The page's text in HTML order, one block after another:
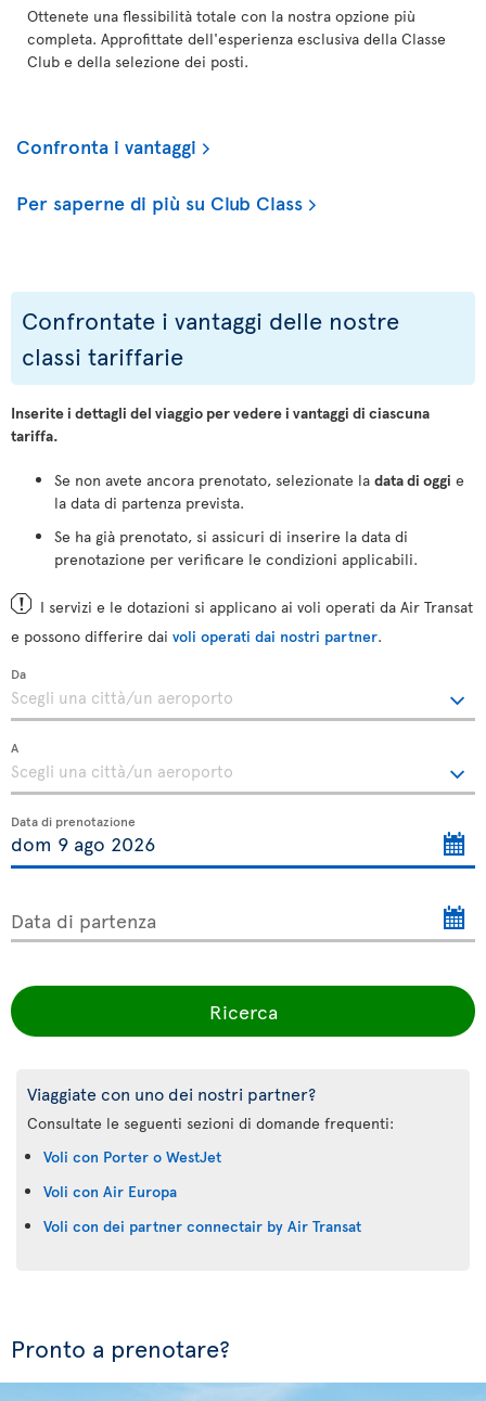
Ottenete una flessibilità totale con la nostra opzione più
completa. Approfittate dell'esperienza esclusiva della Classe
Club e della selezione dei posti.
Confronta i vantaggi
Per saperne di più su Club Class
Confrontate i vantaggi delle nostre
classi tariffarie
Inserite i dettagli del viaggio per vedere i vantaggi di ciascuna
tariffa.
Se non avete ancora prenotato, selezionate la data di oggi e
la data di partenza prevista.
Se ha già prenotato, si assicuri di inserire la data di
prenotazione per verificare le condizioni applicabili.
I servizi e le dotazioni si applicano ai voli operati da Air Transat
e possono differire dai voli operati dai nostri partner.
Da
A
Data di prenotazione
Data di partenza
Ricerca
Viaggiate con uno dei nostri partner?
Consultate le seguenti sezioni di domande frequenti:
Voli con Porter o WestJet
Voli con Air Europa
Voli con dei partner connectair by Air Transat
Pronto a prenotare?